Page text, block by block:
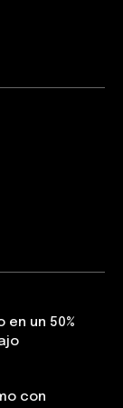
un 50%
con